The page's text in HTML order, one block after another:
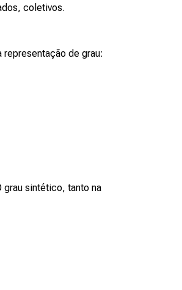
coletivos.
representação de grau:
grau sintético, tanto na